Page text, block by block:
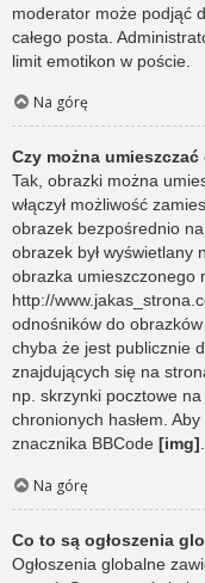
moderator może podjąć
całego posta.
limit emotikon w poście.
Na górę
Czy można
Tak, obrazki można
włączył możliwość
obrazek bezpośrednio
obrazek był wyświetlany
obrazka umieszczonego
http://
odnośników do
chyba że jest publicznie
znajdujących się na
np. skrzynki pocztowe
chronionych hasłem.
znacznika BBCode [img].
Na górę
Co to są ogłoszenia
Ogłoszenia globalne